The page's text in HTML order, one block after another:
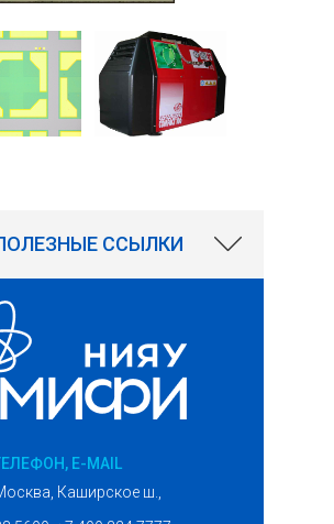
ССЫЛКИ
E-MAIL
Каширское ш.,